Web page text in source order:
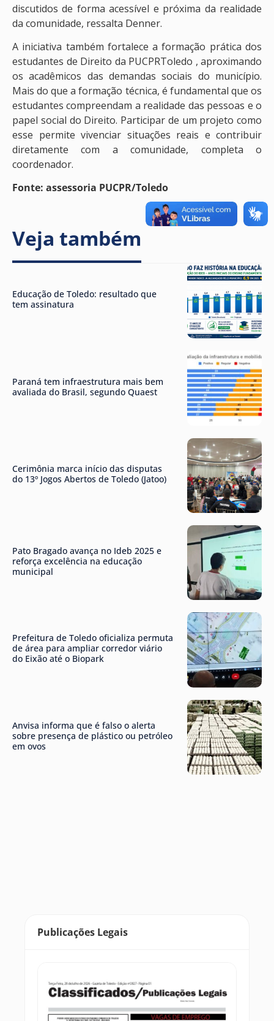
discutidos de forma acessível e próxima da realidade
da comunidade, ressalta Denner.
A iniciativa também fortalece a formação prática dos
estudantes de Direito da PUCPRToledo , aproximando
os acadêmicos das demandas sociais do município.
Mais do que a formação técnica, é fundamental que os
estudantes compreendam a realidade das pessoas e o
papel social do Direito. Participar de um projeto como
esse permite vivenciar situações reais e contribuir
diretamente com a comunidade, completa o
coordenador.
Fonte: assessoria PUCPR/Toledo
Veja também
Educação de Toledo: resultado que
tem assinatura
Paraná tem infraestrutura mais bem
avaliada do Brasil, segundo Quaest
Cerimônia marca início das disputas
do 13º Jogos Abertos de Toledo (Jatoo)
Pato Bragado avança no Ideb 2025 e
reforça excelência na educação
municipal
Prefeitura de Toledo oficializa permuta
de área para ampliar corredor viário
do Eixão até o Biopark
Anvisa informa que é falso o alerta
sobre presença de plástico ou petróleo
em ovos
Publicações Legais